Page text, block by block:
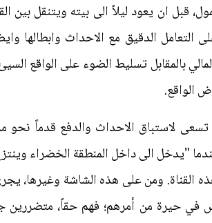
قبل ان يعود ليلاً الى بيته ويتنقل بين
الدقيق مع الاحداث وابطالها
بالمقابل تسليط الضوء على الواقع
الواقع.
لاستباق الاحداث والدفع قدماً نحو
"يدخل الى داخل المنطقة الخضراء
القناة. ومن على هذه الشاشة وغيرها،
حيرة من أمرهم؛ فهم حقاً، متضررين